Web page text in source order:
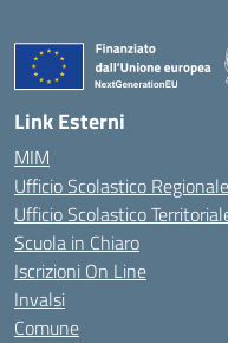
Link Esterni
MIM
Ufficio Scolastico Regionale
Ufficio Scolastico
Scuola in Chiaro
Iscrizioni On Line
Invalsi
Comune